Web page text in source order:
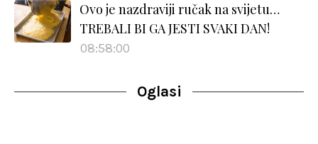
Ovo je nazdraviji ručak na svijetu…
TREBALI BI GA JESTI SVAKI DAN!
08:58:00
Oglasi